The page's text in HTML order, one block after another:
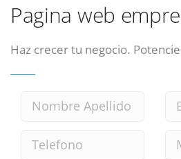
Pagina web
Haz crecer tu negocio.